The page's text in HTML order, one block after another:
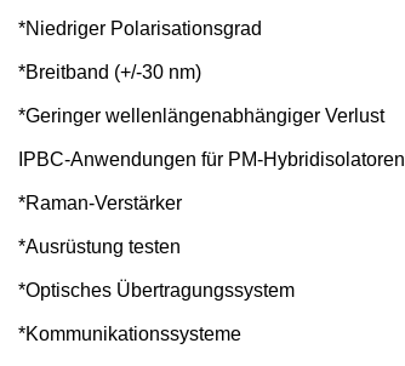
*Niedriger Polarisationsgrad
*Breitband (+/-30 nm)
*Geringer wellenlängenabhängiger Verlust
IPBC-Anwendungen für PM-Hybridisolatoren
*Raman-Verstärker
*Ausrüstung testen
*Optisches Übertragungssystem
*Kommunikationssysteme